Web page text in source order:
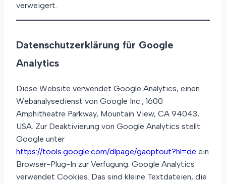
verweigert.
Datenschutzerklärung für Google
Analytics
Diese Website verwendet Google Analytics, einen
Webanalysedienst von Google Inc., 1600
Amphitheatre Parkway, Mountain View, CA 94043,
USA. Zur Deaktivierung von Google Analytics stellt
Google unter
https://tools.google.com/dlpage/gaoptout?hl=de ein
Browser-Plug-In zur Verfügung. Google Analytics
verwendet Cookies. Das sind kleine Textdateien, die